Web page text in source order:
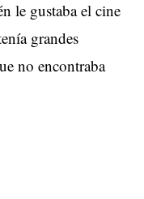
le gustaba el cine
grandes
no encontraba